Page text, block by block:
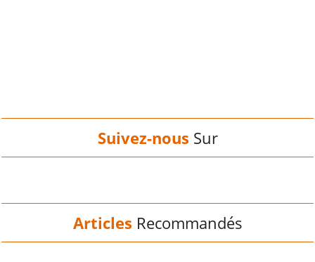
Suivez-nous Sur
Articles Recommandés